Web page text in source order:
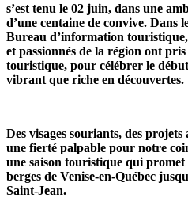
s’est tenu le 02 juin, dans une
d’une centaine de convive. Dans
Bureau d’information
et passionnés de la région ont
touristique, pour célébrer le début
vibrant que riche en découvertes.
Des visages souriants, des
une fierté palpable pour notre
une saison touristique qui
berges de Venise-en-Québec
Saint-Jean.